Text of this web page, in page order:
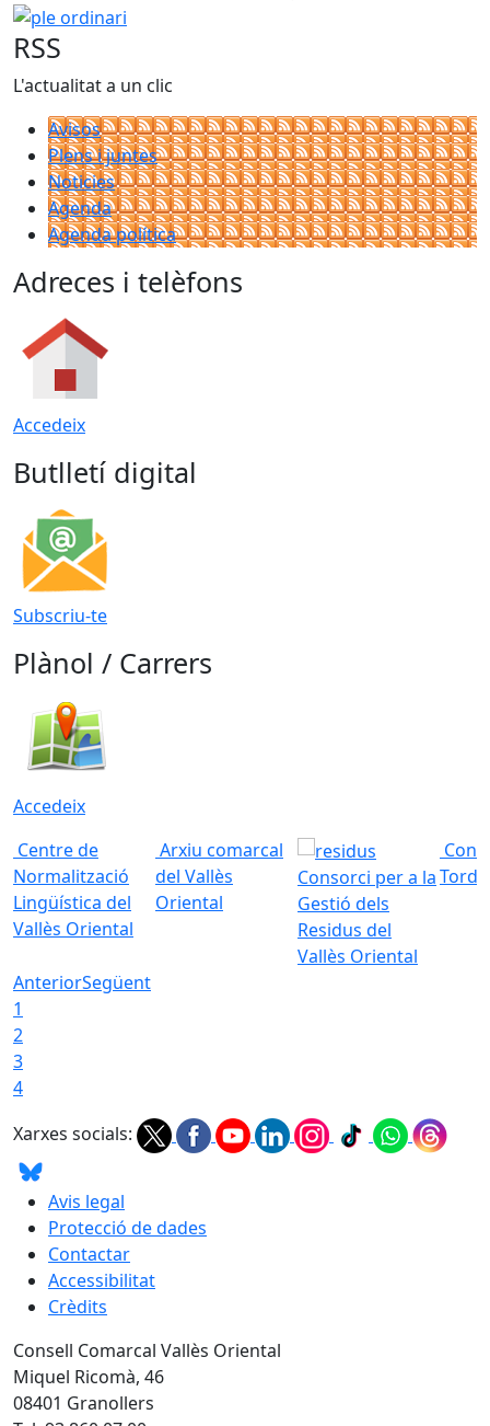
−
ple ordinari
RSS
L'actualitat a un clic
Avisos
Plens i juntes
Noticies
Agenda
Agenda política
Adreces i telèfons
Accedeix
Butlletí digital
Subscriu-te
Plànol / Carrers
Accedeix
Centre de
Normalització
Lingüística del
Vallès Oriental
Arxiu comarcal
del Vallès
Oriental
Consorci per a la
Gestió dels
Residus del
Vallès Oriental
AnteriorSegüent
1
2
3
4
Xarxes socials:
Avis legal
Protecció de dades
Contactar
Accessibilitat
Crèdits
Consell Comarcal Vallès Oriental
Miquel Ricomà, 46
08401 Granollers